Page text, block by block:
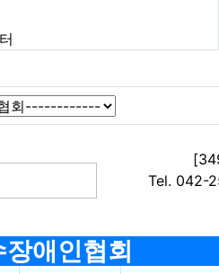
Tel. 042-
애인협회